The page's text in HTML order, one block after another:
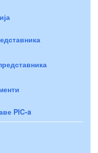
PIC-a